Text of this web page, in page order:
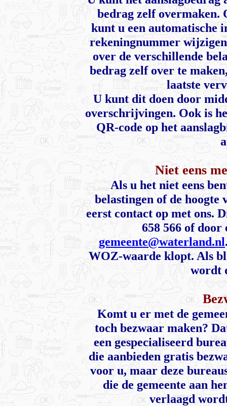
bedrag zelf overmaken.
kunt u een automatische
rekeningnummer
over de verschillende
bedrag zelf over te
laatste
U kunt dit doen door
overschrijvingen. Ook is
QR-code op het
Niet eens
Als u het niet eens
belastingen of de hoogte
eerst contact op met ons.
658 566 of
gemeente@waterland.nl
WOZ-waarde klopt. Als
wordt
Komt u er met de
toch bezwaar maken?
een gespecialiseerd
die aanbieden gratis
voor u, maar deze
die de gemeente aan
verlaagd